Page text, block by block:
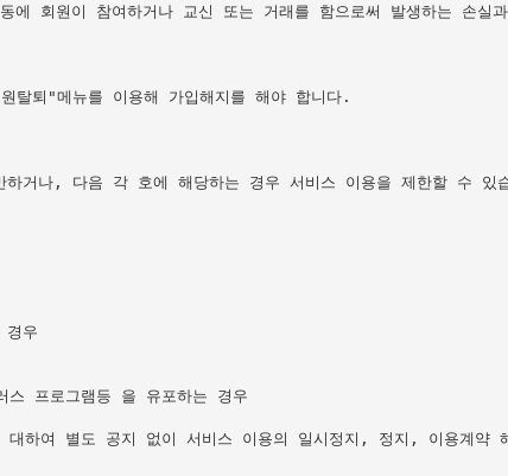
회원이 참여하거나 교신 또는 거래를 함으로써 발생하는 손실
탈퇴"메뉴를 이용해 가입해지를 해야 합니다.
거나, 다음 각 호에 해당하는 경우 서비스 이용을 제한할 수 있
우
스 프로그램등 을 유포하는 경우
하여 별도 공지 없이 서비스 이용의 일시정지, 정지, 이용계약